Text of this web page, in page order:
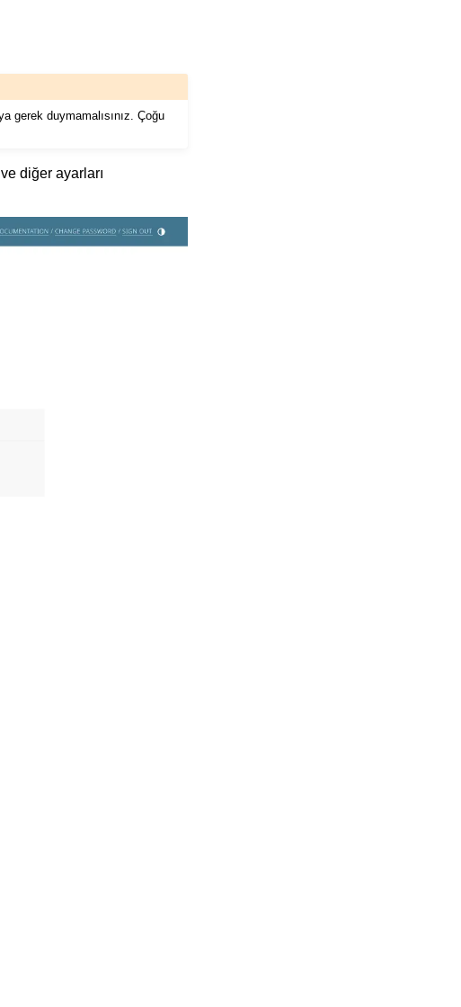
gerek duymamalısınız. Çoğu
diğer ayarları